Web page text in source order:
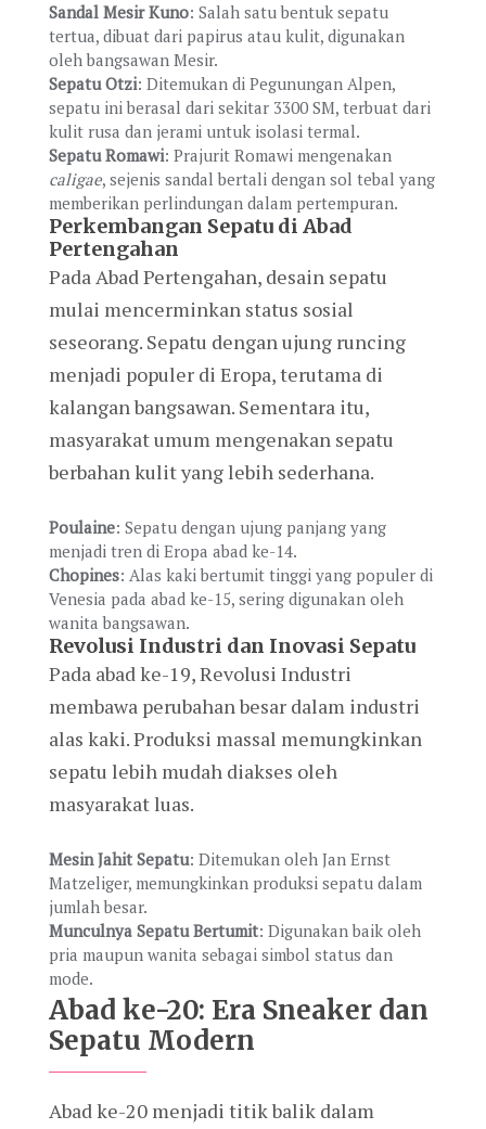
Sandal Mesir Kuno: Salah satu bentuk sepatu
tertua, dibuat dari papirus atau kulit, digunakan
oleh bangsawan Mesir.
Sepatu Otzi: Ditemukan di Pegunungan Alpen,
sepatu ini berasal dari sekitar 3300 SM, terbuat dari
kulit rusa dan jerami untuk isolasi termal.
Sepatu Romawi: Prajurit Romawi mengenakan
caligae, sejenis sandal bertali dengan sol tebal yang
memberikan perlindungan dalam pertempuran.
Perkembangan Sepatu di Abad
Pertengahan
Pada Abad Pertengahan, desain sepatu
mulai mencerminkan status sosial
seseorang. Sepatu dengan ujung runcing
menjadi populer di Eropa, terutama di
kalangan bangsawan. Sementara itu,
masyarakat umum mengenakan sepatu
berbahan kulit yang lebih sederhana.
Poulaine: Sepatu dengan ujung panjang yang
menjadi tren di Eropa abad ke-14.
Chopines: Alas kaki bertumit tinggi yang populer di
Venesia pada abad ke-15, sering digunakan oleh
wanita bangsawan.
Revolusi Industri dan Inovasi Sepatu
Pada abad ke-19, Revolusi Industri
membawa perubahan besar dalam industri
alas kaki. Produksi massal memungkinkan
sepatu lebih mudah diakses oleh
masyarakat luas.
Mesin Jahit Sepatu: Ditemukan oleh Jan Ernst
Matzeliger, memungkinkan produksi sepatu dalam
jumlah besar.
Munculnya Sepatu Bertumit: Digunakan baik oleh
pria maupun wanita sebagai simbol status dan
mode.
Abad ke-20: Era Sneaker dan
Sepatu Modern
Abad ke-20 menjadi titik balik dalam